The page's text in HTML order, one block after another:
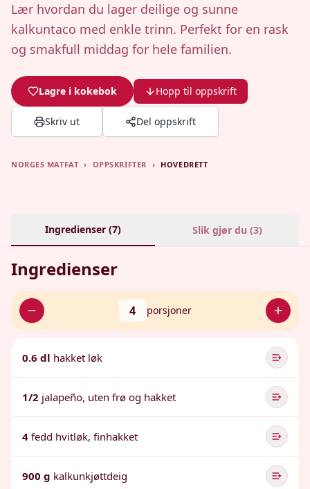
Lær hvordan du lager deilige og sunne
kalkuntaco med enkle trinn. Perfekt for en rask
og smakfull middag for hele familien.
Lagre i kokebok Hopp til oppskrift
Skriv ut Del oppskrift
NORGES MATFAT › OPPSKRIFTER › HOVEDRETT
Ingredienser (7) Slik gjør du (3)
Ingredienser
4 porsjoner
0.6 dl hakket løk
1/2 jalapeño, uten frø og hakket
4 fedd hvitløk, finhakket
900 g kalkunkjøttdeig